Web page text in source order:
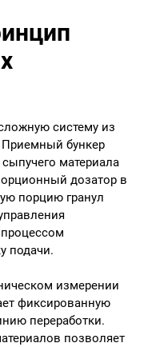
систему из
бункер
материала
дозатор в
порцию гранул
подачи.
измерении
фиксированную
переработки.
позволяет